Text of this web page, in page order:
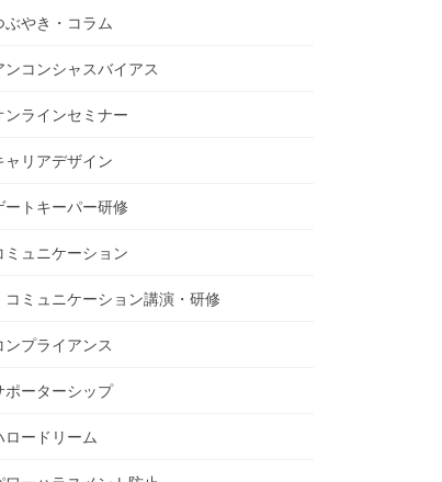
ぶやき・コラム
ンコンシャスバイアス
ンラインセミナー
ャリアデザイン
ートキーパー研修
ミュニケーション
コミュニケーション講演・研修
ンプライアンス
ポーターシップ
ロードリーム